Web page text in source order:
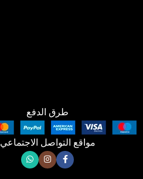
طرق الدفع
مواقع التواصل الاجتماعي